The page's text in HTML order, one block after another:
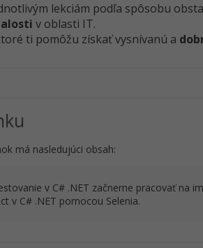
lekciám podľa spôsobu
v oblasti IT.
ti pomôžu získať vysnívanú a
má nasledujúci obsah:
v C# .NET začneme pracovať na
v C# .NET pomocou Selenia.